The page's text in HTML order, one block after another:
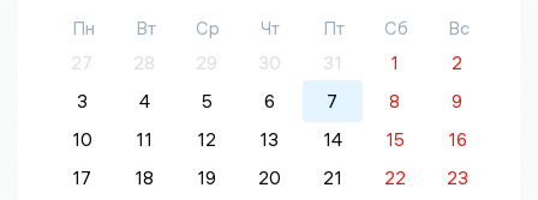
Пн Вт Ср Чт Пт Сб
Вс
27
28 29 30 31 1
2
3
4 5 6 7 8
9
10
11 12 13 14 15
16
17
18 19 20 21 22
23